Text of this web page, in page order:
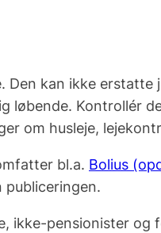
kan ikke erstatte
løbende. Kontrollér
om husleje,
bl.a. Bolius
ikke-pensionister og